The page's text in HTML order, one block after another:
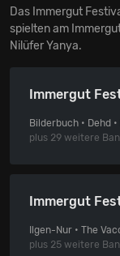
Das Immergut
spielten am
Nilüfer Yanya.
Immergut
Bilderbuch • Dehd
plus 29 weitere
Immergut
Ilgen-Nur • The
plus 25 weitere